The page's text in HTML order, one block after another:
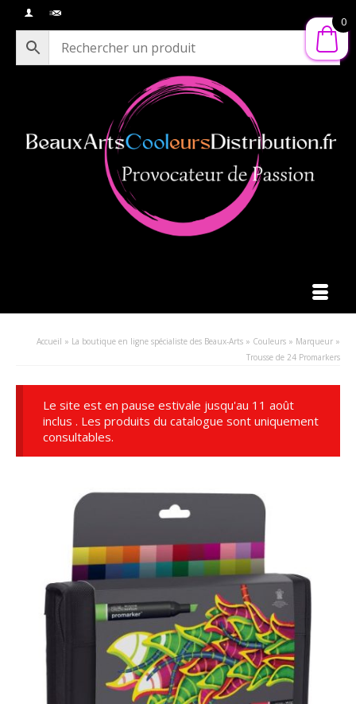
Accueil » La boutique en ligne spécialiste des Beaux-Arts » Couleurs » Marqueur »
Trousse de 24 Promarkers
Le site est en pause estivale jusqu'au 11 août
inclus . Les produits du catalogue sont uniquement
consultables.
0